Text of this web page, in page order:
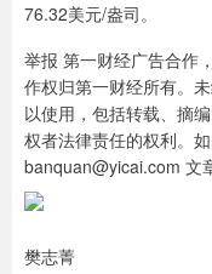
76.32美元/盎司。
举报 第一财经广告合作
作权归第一财经所有。
以使用，包括转载、摘
权者法律责任的权利。
banquan@yicai.com 文
樊志菁